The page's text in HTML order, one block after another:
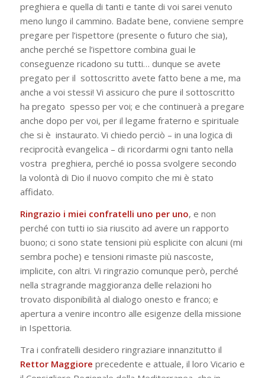
preghiera e quella di tanti e tante di voi sarei venuto
meno lungo il cammino. Badate bene, conviene sempre
pregare per l’ispettore (presente o futuro che sia),
anche perché se l’ispettore combina guai le
conseguenze ricadono su tutti… dunque se avete
pregato per il sottoscritto avete fatto bene a me, ma
anche a voi stessi! Vi assicuro che pure il sottoscritto
ha pregato spesso per voi; e che continuerà a pregare
anche dopo per voi, per il legame fraterno e spirituale
che si è instaurato. Vi chiedo perciò – in una logica di
reciprocità evangelica – di ricordarmi ogni tanto nella
vostra preghiera, perché io possa svolgere secondo
la volontà di Dio il nuovo compito che mi è stato
affidato.
Ringrazio i miei confratelli uno per uno, e non
perché con tutti io sia riuscito ad avere un rapporto
buono; ci sono state tensioni più esplicite con alcuni (mi
sembra poche) e tensioni rimaste più nascoste,
implicite, con altri. Vi ringrazio comunque però, perché
nella stragrande maggioranza delle relazioni ho
trovato disponibilità al dialogo onesto e franco; e
apertura a venire incontro alle esigenze della missione
in Ispettoria.
Tra i confratelli desidero ringraziare innanzitutto il
Rettor Maggiore precedente e attuale, il loro Vicario e